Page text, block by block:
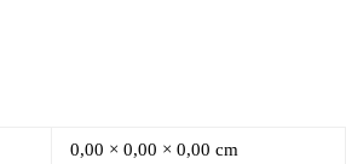
0,00 × 0,00 × 0,00 cm